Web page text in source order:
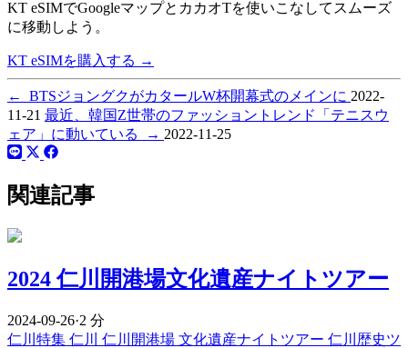
KT eSIMでGoogleマップとカカオTを使いこなしてスムーズ
に移動しよう。
KT eSIMを購入する →
← BTSジョングクがカタールW杯開幕式のメインに 2022-
11-21 最近、韓国Z世帯のファッショントレンド「テニスウ
ェア」に動いている
→ 2022-11-25
関連記事
2024 仁川開港場文化遺産ナイトツアー
2024-09-26·2 分
仁川特集 仁川 仁川開港場 文化遺産ナイトツアー 仁川歴史ツ